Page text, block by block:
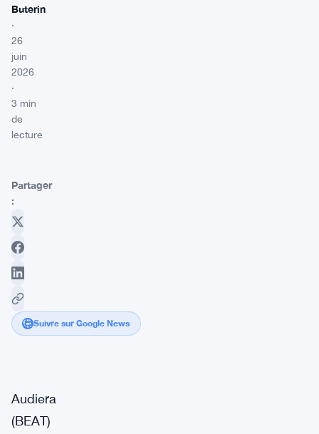
Buterin
·
26
juin
2026
·
3 min
de
lecture
Partager
:
Suivre sur Google News
Audiera
(BEAT)